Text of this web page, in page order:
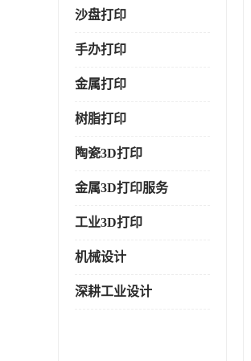
沙盘打印
手办打印
金属打印
树脂打印
陶瓷3D打印
金属3D打印服务
工业3D打印
机械设计
深耕工业设计